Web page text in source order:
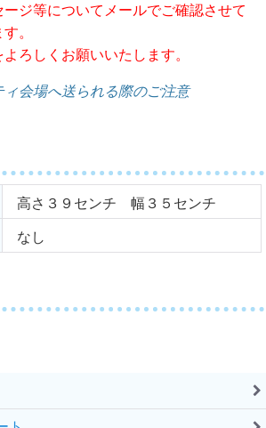
ジ等についてメールでご確認させて
。
ろしくお願いいたします。
会場へ送られる際のご注意
高さ３９センチ 幅３５センチ
なし